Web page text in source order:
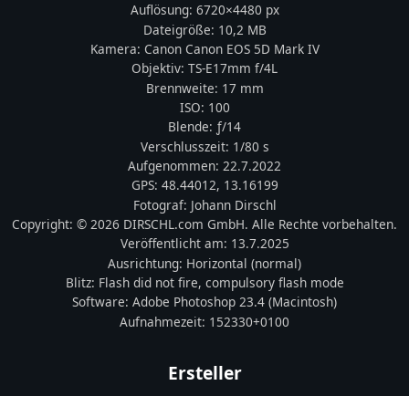
Auflösung: 6720×4480 px
Dateigröße: 10,2 MB
Kamera: CanonCanon EOS 5D Mark IV
Objektiv: TS-E17mm f/4L
Brennweite: 17 mm
ISO: 100
Blende: ƒ/14
Verschlusszeit: 1/80 s
Aufgenommen: 22.7.2022
GPS: 48.44012, 13.16199
Fotograf: Johann Dirschl
Copyright: © 2026 DIRSCHL.com GmbH. Alle Rechte vorbehalten.
Veröffentlicht am: 13.7.2025
Ausrichtung: Horizontal (normal)
Blitz: Flash did not fire, compulsory flash mode
Software: Adobe Photoshop 23.4 (Macintosh)
Aufnahmezeit: 152330+0100
Ersteller